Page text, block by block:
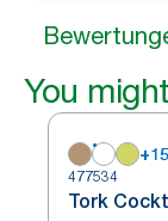
You
+15
477534
Tork